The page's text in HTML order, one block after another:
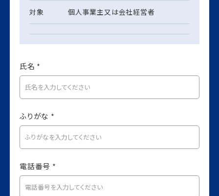
対象 個人事業主又は会社経営者
氏名 *
ふりがな *
電話番号 *